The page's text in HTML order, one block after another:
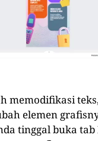
memodifikasi
elemen
tinggal buka tab